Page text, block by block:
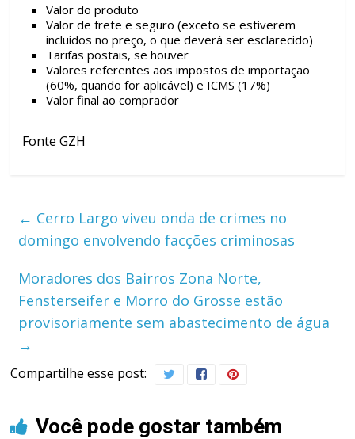
Valor do produto
Valor de frete e seguro (exceto se estiverem
incluídos no preço, o que deverá ser esclarecido)
Tarifas postais, se houver
Valores referentes aos impostos de importação
(60%, quando for aplicável) e ICMS (17%)
Valor final ao comprador
Fonte GZH
← Cerro Largo viveu onda de crimes no
domingo envolvendo facções criminosas
Moradores dos Bairros Zona Norte,
Fensterseifer e Morro do Grosse estão
provisoriamente sem abastecimento de água
→
Compartilhe esse post:
Você pode gostar também